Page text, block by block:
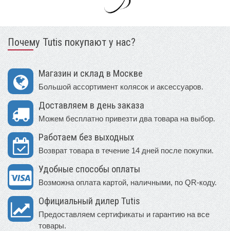
Почему Tutis покупают у нас?
Магазин и склад в Москве
Большой ассортимент колясок и аксессуаров.
Доставляем в день заказа
Можем бесплатно привезти два товара на выбор.
Работаем без выходных
Возврат товара в течение 14 дней после покупки.
Удобные способы оплаты
Возможна оплата картой, наличными, по QR-коду.
Официальный дилер Tutis
Предоставляем сертификаты и гарантию на все
товары.